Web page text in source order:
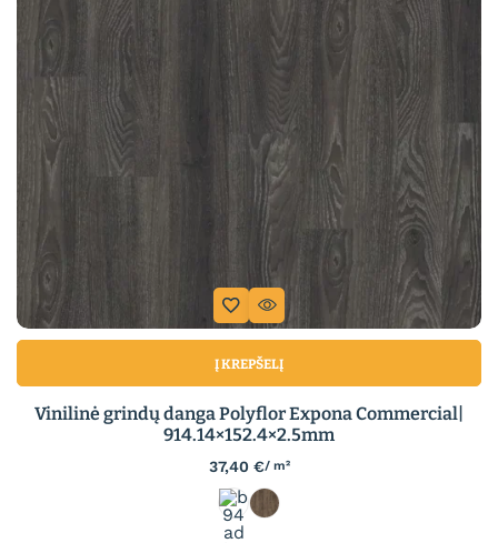
Į KREPŠELĮ
Vinilinė grindų danga Polyflor Expona Commercial|
914.14×152.4×2.5mm
37,40 €/ m²